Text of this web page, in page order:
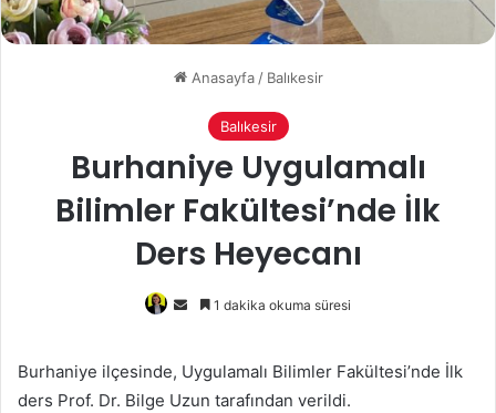
Anasayfa / Balıkesir
Balıkesir
Burhaniye Uygulamalı
Bilimler Fakültesi’nde İlk
Ders Heyecanı
Bir
göndermek
1 dakika okuma süresi
Burhaniye ilçesinde, Uygulamalı Bilimler Fakültesi’nde İlk
ders Prof. Dr. Bilge Uzun tarafından verildi.